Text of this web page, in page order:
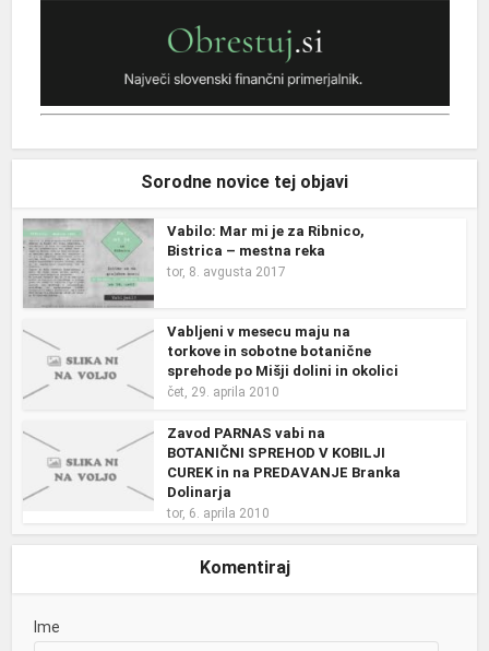
Sorodne novice tej objavi
Vabilo: Mar mi je za Ribnico,
Bistrica – mestna reka
tor, 8. avgusta 2017
Vabljeni v mesecu maju na
torkove in sobotne botanične
sprehode po Mišji dolini in okolici
čet, 29. aprila 2010
Zavod PARNAS vabi na
BOTANIČNI SPREHOD V KOBILJI
CUREK in na PREDAVANJE Branka
Dolinarja
tor, 6. aprila 2010
Komentiraj
Ime